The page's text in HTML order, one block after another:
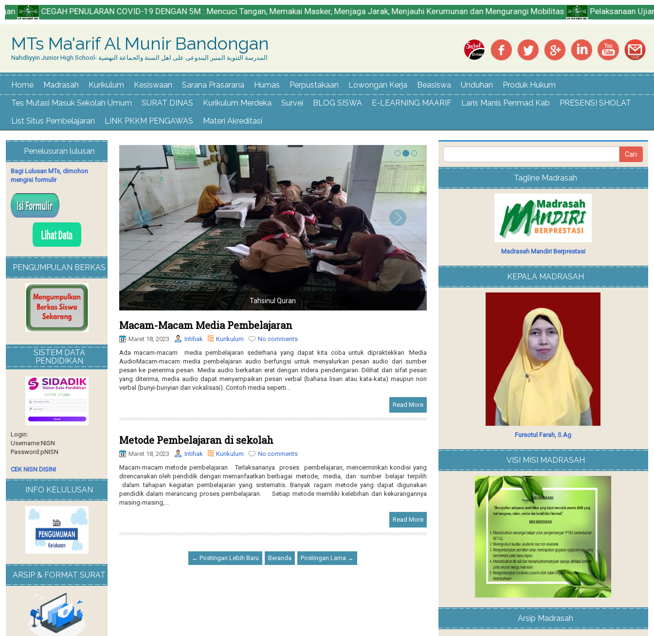
CEGAH PENULARAN COVID-19 DENGAN 5M : Mencuci Tangan, Memakai Masker, Menjaga Jarak, Menjauhi Kerumunan dan Mengurangi Mobilitas Pelaksanaan Ujian
MTs Ma'arif Al Munir Bandongan
Nahdliyyin Junior High School- المدرسة الثنوية المنير البندوعى على اهل السنة والجماعة النهضية
Home Madrasah Kurikulum Kesiswaan Sarana Prasarana Humas Perpustakaan Lowongan Kerja Beasiswa Unduhan
Produk Hukum
Tes Mutasi Masuk Sekolah Umum
SURAT DINAS Kurikulum Merdeka Survei BLOG SISWA E-LEARNING MAARIF Laris Manis Penmad Kab
PRESENSI SHOLAT
List Situs Pembelajaran
LINK PKKM PENGAWAS Materi Akreditasi
Tahsinul Quran
Macam-Macam Media Pembelajaran
Maret 18, 2023 Intihak Kurikulum
No comments
Ada macam-macam media pembelajaran sederhana yang dapat kita coba untuk dipraktekkan :Media
AudioMacam-macam media pembelajaran audio berfungsi untuk menyalurkan pesan audio dari sumber
pesan ke penerima pesan. Media audio berkaitan erat dengan indera pendengaran. Dilihat dari sifat pesan
yang diterima, media audio dapat menyampaikan pesan verbal (bahasa lisan atau kata-kata) maupun non
verbal (bunyi-bunyian dan vokalisasi). Contoh media seperti...
Read More
Metode Pembelajaran di sekolah
Maret 18, 2023 Intihak Kurikulum
No comments
Macam-macam metode pembelajaran Terlaksananya proses pembelajaran, mencerminkan kondisi yang
direncanakan oleh pendidik dengan memanfaatkan berbagai metode, media, dan sumber belajar terpilih
dalam tahapan kegiatan pembelajaran yang sistematis. Banyak ragam metode yang dapat digunakan
pendidik dalam merancang proses pembelajaran. Setiap metode memiliki kelebihan dan kekurangannya
masing-masing,...
Read More
← Postingan Lebih Baru Beranda Postingan Lama →
Penelusuran lulusan
Bagi Lulusan MTs, dimohon
mengisi formulir
PENGUMPULAN BERKAS
SISTEM DATA
PENDIDIKAN
Login:
Username:NISN
Password:pNISN
CEK NISN DISINI
INFO KELULUSAN
ARSIP & FORMAT SURAT
Tagline Madrasah
Madrasah Mandiri Berprestasi
KEPALA MADRASAH
Fursotul Farah, S.Ag
VISI MISI MADRASAH
Arsip Madrasah